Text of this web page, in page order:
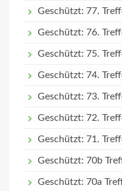
Geschützt: 77.
Geschützt: 76.
Geschützt: 75.
Geschützt: 74.
Geschützt: 73.
Geschützt: 72.
Geschützt: 71.
Geschützt: 70b
Geschützt: 70a